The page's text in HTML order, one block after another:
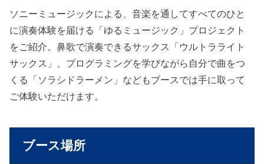
ソニーミュージックによる、音楽を通してすべてのひと
に演奏体験を届ける「ゆるミュージック」プロジェクト
をご紹介。鼻歌で演奏できるサックス「ウルトラライト
サックス」、プログラミングを学びながら自分で曲をつ
くる「ソラシドラーメン」などもブースでは手に取って
ご体験いただけます。
ブース場所